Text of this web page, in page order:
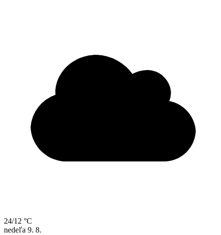
24/12 °C
nedeľa 9. 8.